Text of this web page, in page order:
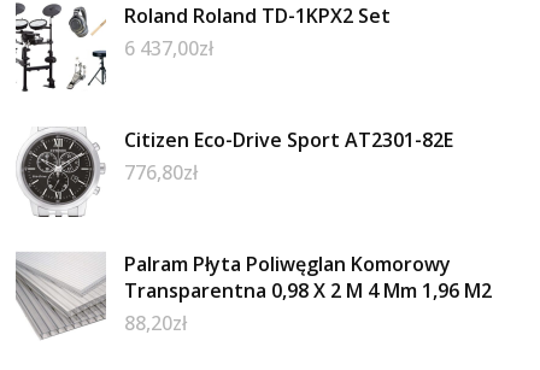
Roland Roland TD-1KPX2 Set
6 437,00zł
Citizen Eco-Drive Sport AT2301-82E
776,80zł
Palram Płyta Poliwęglan Komorowy
Transparentna 0,98 X 2 M 4 Mm 1,96 M2
88,20zł